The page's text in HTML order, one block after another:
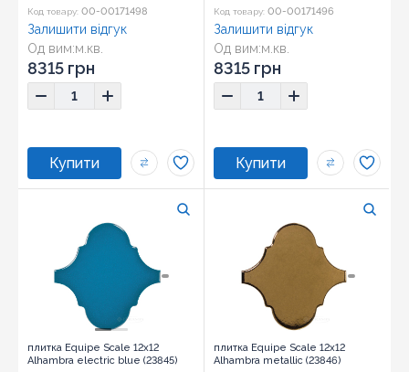
Код товару: 00-00171498
Од вим:м.кв.
Розмір:10,6x12
Залишити відгук
8315 грн
Код товару: 00-00171496
Од вим:м.кв.
Розмір:10,6x12
Залишити відгук
8315 грн
плитка Equipe Scale 12x12
Alhambra electric blue (23845)
плитка Equipe Scale 12x12
Alhambra metallic (23846)